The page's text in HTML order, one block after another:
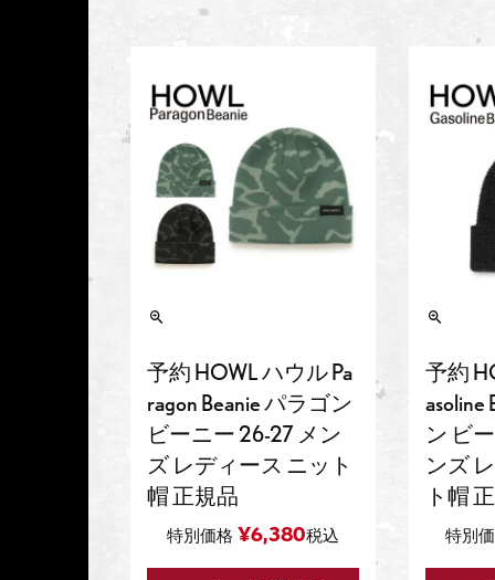
予約 HOWL ハウル Pa
ragon Beanie パラゴン
ビーニー 26-27 メン
ズ レディース ニット
帽 正規品
特別価格 ¥6,380税込
予約
asoline
ン ビ
ンズ
ト帽
特別